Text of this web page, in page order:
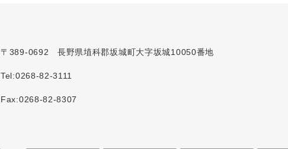
〒389-0692 長野県埴科郡坂城町大字坂城10050番地
Tel:0268-82-3111
Fax:0268-82-8307